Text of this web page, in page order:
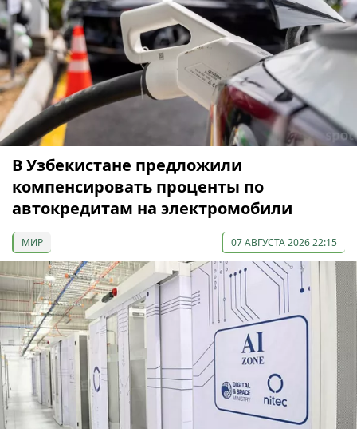
В Узбекистане предложили
компенсировать проценты по
автокредитам на электромобили
МИР 07 АВГУСТА 2026 22:15